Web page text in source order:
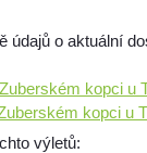
údajů o aktuální
kopci u
kopci u
výletů: